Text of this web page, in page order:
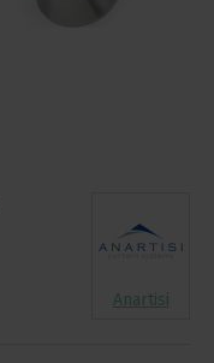
Anartisi